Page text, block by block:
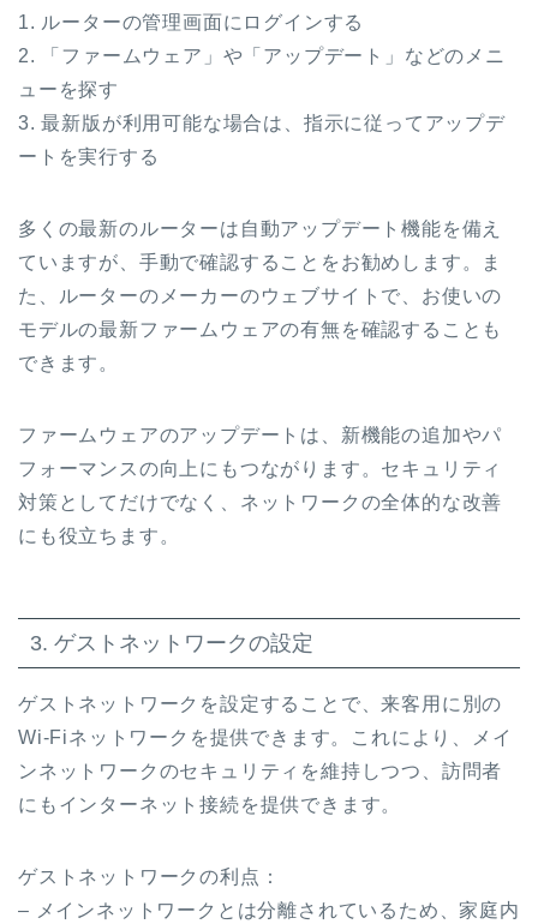
1. ルーターの管理画面にログインする
2. 「ファームウェア」や「アップデート」などのメニ
ューを探す
3. 最新版が利用可能な場合は、指示に従ってアップデ
ートを実行する
多くの最新のルーターは自動アップデート機能を備え
ていますが、手動で確認することをお勧めします。ま
た、ルーターのメーカーのウェブサイトで、お使いの
モデルの最新ファームウェアの有無を確認することも
できます。
ファームウェアのアップデートは、新機能の追加やパ
フォーマンスの向上にもつながります。セキュリティ
対策としてだけでなく、ネットワークの全体的な改善
にも役立ちます。
3. ゲストネットワークの設定
ゲストネットワークを設定することで、来客用に別の
Wi-Fiネットワークを提供できます。これにより、メイ
ンネットワークのセキュリティを維持しつつ、訪問者
にもインターネット接続を提供できます。
ゲストネットワークの利点：
– メインネットワークとは分離されているため、家庭内